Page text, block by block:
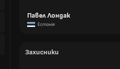
Павел Лондак
Естонія
Захисники